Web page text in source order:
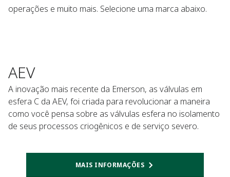
operações e muito mais. Selecione uma marca abaixo.
AEV
A inovação mais recente da Emerson, as válvulas em
esfera C da AEV, foi criada para revolucionar a maneira
como você pensa sobre as válvulas esfera no isolamento
de seus processos criogênicos e de serviço severo.
MAIS INFORMAÇÕES